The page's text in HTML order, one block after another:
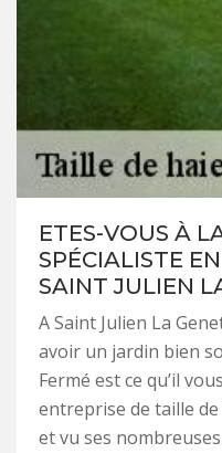
ETES-VOUS À
SPÉCIALISTE
SAINT JULIEN
A Saint Julien La
avoir un jardin bien
Fermé est ce qu’il
entreprise de taille
et vu ses